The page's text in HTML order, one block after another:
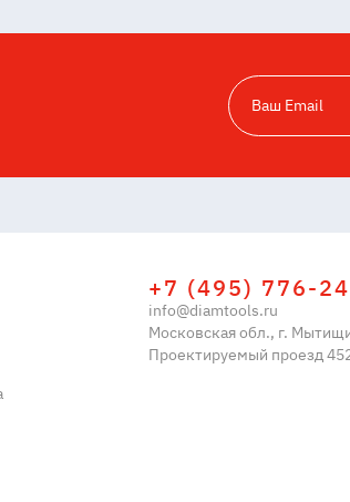
+7 (495) 776-
info@diamtools.ru
Московская обл., г.
Проектируемый проезд